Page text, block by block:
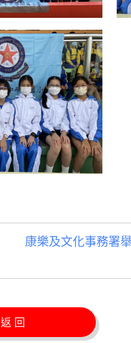
康樂及文化事務署
返 回